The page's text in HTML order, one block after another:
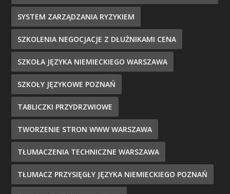
SYSTEM ZARZĄDZANIA RYZYKIEM
SZKOLENIA NEGOCJACJE Z DŁUŻNIKAMI CENA
SZKOŁA JĘZYKA NIEMIECKIEGO WARSZAWA
SZKOŁY JĘZYKOWE POZNAŃ
TABLICZKI PRZYDRZWIOWE
TWORZENIE STRON WWW WARSZAWA
TŁUMACZENIA TECHNICZNE WARSZAWA
TŁUMACZ PRZYSIĘGŁY JĘZYKA NIEMIECKIEGO POZNAŃ